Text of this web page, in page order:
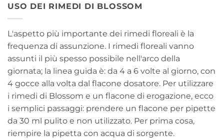
USO DEI RIMEDI DI BLOSSOM
L'aspetto più importante dei rimedi floreali è la
frequenza di assunzione. I rimedi floreali vanno
assunti il più spesso possibile nell'arco della
giornata; la linea guida è: da 4 a 6 volte al giorno, con
4 gocce alla volta dal flacone dosatore. Per utilizzare
i rimedi di Blossom e un flacone di erogazione, ecco
i semplici passaggi: prendere un flacone per pipette
da 30 ml pulito e non utilizzato. Per prima cosa,
riempire la pipetta con acqua di sorgente.